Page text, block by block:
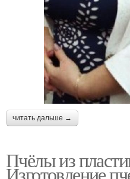
читать дальше →
Пчёлы из